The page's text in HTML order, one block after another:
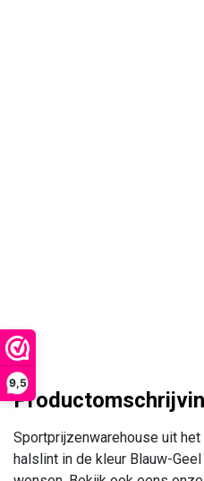
9,5
Sportprijzenwarehouse uit
halslint in de kleur Blauw-